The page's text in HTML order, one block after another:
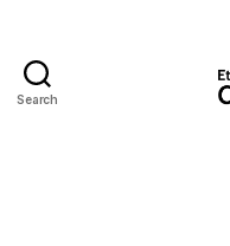
Search